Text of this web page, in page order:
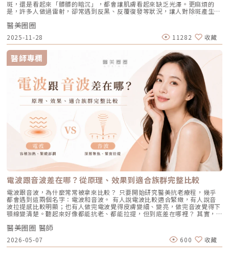
合方案，才能真正達到年輕又自然的理想狀態。選擇合法診所、專業醫師與
原廠產品，是安全變美的不二法門。★溫馨提醒★小編要提醒大家，醫療並
非單純的商業交易，所有的療程都伴隨著風險。因此，作為消費者應該謹慎
選擇合適的醫療方案，以確保安全與健康。
皮、眼睛乾澀等。此外，孕婦絕對禁用（具致畸胎性），療程期間需配合醫
師定期抽血監測肝功能與血脂，且通常需持續服用數個月至一年以上以達到
「雷射波長」與「對油脂的吸收破壞力」。簡單來說，藍雷射主打「控油加
殺菌」的雙效機制，適合用來對付輕中度的痘痘與毛孔粗大問題；而
1726nm 的戰痘雷射則是專為「阻斷皮脂腺」而生，能精準且深度地破壞
出油源頭，因此更適合用來拯救中重度發炎、滿臉油光，以及長年反覆發作
的頑固型痘痘肌。誰最適合打 AviClear 戰痘雷射？如果符合以下任一情
況，AviClear 將會是非常值得評估的投資： 口服藥物恐懼或不適應者：曾
經吃過口服 A 酸但無法忍受乾燥脫皮，或是抽血發現肝指數異常而被迫停藥
的人。 備孕中或哺乳中的女性：口服 A 酸有強烈的致畸胎性，停藥後仍需
避孕一段時間；而戰痘雷射純粹是物理性光電治療，對全身系統無影響（但
孕婦本身基於安全考量，雷射療程前仍須經醫師評估）。 滿臉油光、毛孔
粗大者：即使目前沒有嚴重的發炎痘痘，但深受「中東油田」困擾，希望從
根本減少出油量的人。 作息不正常、壓力型成人痘：針對因為熬夜、壓力
大導致賀爾蒙波動，進而反覆在下巴、兩頰爆發的成人痘，精準破壞皮脂腺
能有效阻斷復發。 深色肌膚患者：過去許多雷射（如脈衝光、某些淨膚雷
射）在深色肌膚上容易引發熱傷害或色素沉澱（反黑）。AviClear 的
1726nm 波長針對的是「油脂」而非「黑色素」，因此適用於 Fitzpatrick
膚色分類的 I 到 VI 型（包含極深色肌膚），安全性極高。AviClear 戰痘雷
射 常見 QA 總整理在決定進行療程前，大家心中難免還有一些疑問。我們
整理了討論度最高的幾個問題：Q1：打 AviClear 戰痘雷射會痛嗎？需要敷
麻藥嗎？A：疼痛度極低，多數患者甚至不需要敷麻藥！怕痛的人有福了！
AviClear 搭載了專利的「AviCool™ 藍寶石冷卻技術」，探頭在雷射擊發的
前、中、後都會持續為肌膚表面降溫。治療過程中，主要會感覺到探頭冰冰
涼涼的，伴隨輕微的溫熱感或是像被橡皮筋輕彈的感覺。相較於傳統雷射或
手工清粉刺的痛楚，整體舒適度大幅提升，輕鬆就能完成療程。Q2：我現
在正在吃口服 A 酸，可以打 AviClear 嗎？A：建議先與主治醫師討論。一
般來說，口服 A 酸會讓皮膚變得比較薄且脆弱。多數醫師會建議在停用口服
A 酸至少 1 到 3 個月後，讓皮膚屏障稍微恢復，再來進行雷射治療會比較
安全。Q3：如果我只有局部（例如下巴）長痘痘，可以只打局部嗎？A：通
常建議「全臉治療」效果最佳。皮脂腺是分佈在全臉的，雖然目前只有下巴
在發炎，但其他區域的皮脂腺可能也處於過度活躍的狀態。全臉均勻施打可
以達到整體控油、預防其他部位未來爆發的效果。當然，醫師在施打時，會
針對正在發炎的嚴重區域特別加強能量。Q4：三次療程結束後，一輩子都
家保養，能幫助控制毛孔不再進一步擴張，並改善整體膚質的平滑度。1. 溫
和清潔，不過度刺激：選擇胺基酸系等溫和潔顏產品，一天清潔 1～2 次即
可。避免頻繁使用磨砂或強力去角質產品，以減少對皮膚屏障的刺激。2. 適
度使用酸類，幫助代謝角質：對於油脂分泌較旺或粉刺型毛孔，可在醫師或
專業建議下使用酸類保養品： 水楊酸（BHA）：脂溶性，能深入毛孔幫助
油脂代謝，常用於黑頭與粉刺調理。 果酸（AHA，如甘醇酸、乳酸）：主要
作用於表層角質更新，改善肌膚粗糙。 杏仁酸：屬於果酸的一種但兼具親
脂特性，屬較溫和的酸類選擇。3. 抗老成分 A醇（Retinol）：A醇是目前研
究較完整的抗老成分之一，可促進表皮更新，並間接支持膠原蛋白生成，對
於老化型毛孔與膚質粗糙有一定幫助。但 A醇具有刺激性，建議採取低濃
度、循序漸進方式建立耐受。4. 防曬是關鍵保護：紫外線是造成膠原蛋白流
失與肌膚老化的重要因素之一。長期日曬會加速毛孔鬆弛，因此無論晴雨都
應確實做好防曬（塗抹防曬乳或物理性遮蔽）。醫美療程如何精準對抗毛孔
粗大？如果你期待的是肉眼可見的改善幅度，相比起日常保養，專業的醫美
療程通常會是更直接且具效率的選擇之一。隨著醫美科技的不斷進步，針對
不同成因的毛孔問題都有相對應的解方！1. 溫和深層清潔：海菲秀
（HydraFacial）原理：屬於非侵入性的保養。利用專利的負壓水渦流技
術，溫和無痛地吸出毛孔深層的黑頭、白頭粉刺與多餘皮脂，同時導入高濃
度的保濕與抗氧化精華。適合誰：出油粉刺型毛孔、怕痛不敢打雷射、想作
為重要活動前的急救保養者。效果與特色：做完當下皮膚立刻感受到「會呼
吸」的潔淨感，毛孔因為髒污被清空並喝飽水，視覺上會立刻變得細緻，且
無恢復期。2. 光電雷射：皮秒雷射（搭配特殊透鏡）原理：皮秒雷射
（Pico Laser）是目前詢問度最高的縮毛孔療程。核心在於加上了「蜂巢透
鏡」或「聚焦透鏡」。這能在不破壞表皮的情況下，將雷射光束匯聚，在真
皮層產生「空泡效應（LIOB）」。這就像是在皮膚深層進行微小的破壞，
藉此喚醒肌膚的自癒機制，大量刺激膠原蛋白與彈力纖維新生，進而把毛孔
周圍的凹陷給「撐」起來。適合誰：輕中度的老化型毛孔、輕微淺層痘疤、
想同時改善膚色不均與暗沉的人。效果與特色：熱傷害小，術後通常只會紅
腫1~3天，幾乎不影響日常生活。是目前 CP 值極高的定期保養型雷射。3.
重度凹洞救星：UP雷射原理：如果是屬於嚴重的「疤痕/凹洞型毛孔」，皮
秒雷射可能不夠力，這時候就需要汽化型雷射上場。例如 UP雷射
（UltraPulse），它能將能量精準且極深地打入真皮層甚至皮下組織，切斷
硬化的纖維化疤痕組織，進行深層的肌膚重建。適合誰：嚴重的冰鑿型痘
疤、嚴重凹洞型毛孔粗大。效果與特色：效果非常強大且顯著，但相對的
「破壞力」也強。術後會有明顯的點狀結痂、流組織液，恢復期較長（約需
斑，還是看起來「髒髒的暗沉」，都會讓肌膚看起來缺乏光澤。更麻煩的
是，許多人做過雷射，卻常遇到反黑、反覆復發等狀況，讓人對除斑產生陰
影。 Reepot AI時光雷射（仿單名為「蕾璞釹雅各雷射系統」，衛部醫器輸
字第 037165 號）自 2025 年 7 月上市後便迅速受到關注，被視為色素治
療領域重要新進展。它重新定義了傳統除斑的思維，將以往以熱能為主的
「燒灼式破壞」，轉變為更精準、更可控的「震碎式處理」，再結合 AI 影
像分析與超冷卻保護，使治療不僅更安全、也更貼近現代人追求的舒適與高
效率。對於過去因反黑、修復期長或效果不均而猶豫的族群而言，Reepot
的出現為除斑帶來全新的可能。 這篇文章就帶你理解Reepot 到底怎麼運
作？和你聽過的皮秒、傳統雷射有什麼不同？誰適合做、誰不適合？效果、
術後照護、價格又是多少呢？希望能讓你在做選擇前，有完整且中立的參
考。為什麼斑點這麼難纏？了解色素成因，是選擇療程前最重要的一步許多
人以為斑點只是「曬太陽造成的色塊」，但實際上臉上的每一顆斑，都可能
有不同來源。色素形成的原因多元，深度位置也不相同，因此在治療上自然
不能以單一方式應對。常見的斑點來源包括：一、紫外線長期累積的影響日
曬會刺激黑色素細胞活躍，形成曬斑、雀斑或不均勻暗沉。二、基因與體質
因素有些人天生黑色素細胞較敏感，斑點更容易在年輕時就出現。三、荷爾
蒙波動包含懷孕、避孕藥、壓力、作息不穩等，都可能使色素活躍，例如熟
知的肝斑。四、發炎後色素沉澱（PIH）痘痘、皮膚受傷、過度刺激後，都
可能留下深淺不一的色沉。以上原因造成斑點呈現不同的「深度」「密度」
與「分布」，也使除斑變得不再只是把黑色素擊散這麼簡單。只要能量不
足，改善有限；能量過強，又可能刺激皮膚，造成修復期延長、色素反應，
甚至讓斑點反覆出現。也因為色素問題本身複雜，傳統除斑療程才會讓人覺
得「效果不一定穩定」。要真正提高治療的成功率，關鍵就在於是否能更精
準、穩定地處理不同深度的黑色素，同時降低熱傷害。什麼是 Reepot AI時
光雷射？從技術重新理解除斑Reepot AI時光雷射是一款以 532 nm 綠光為
基礎，並結合 AI 影像分析的智慧型色素雷射，已通過美國 FDA、韓國
KFDA 與台灣 TFDA 核可。它的設計目的，是讓除斑治療更精準、更安全，
也更符合亞洲膚質對低熱傷害的需求。透過AI智慧影像掃描技術，系統能先
辨識斑點的深度與分布，使能量設定更具科學依據。在治療作用上，
Reepot 搭載超低溫冷卻機制，能在能量擊發的同時以低溫保護皮膚，降低
紅腫與熱刺激。其能量原理以機械式震動分散黑色素為主，而非單純依賴高
熱破壞，因此對周邊組織更溫和。簡單來說，它讓除斑從過去較不穩定的模
式，提升為更可控、恢復期更短的療程設計。Reepot 三大核心技術：讓除
斑更精準、安全、穩定在眾多除斑雷射中，Reepot 之所以被視為新一代的
醫美圈圈
2025-11-28 11282 收藏
醫師專欄
電波跟音波差在哪？從原理、效果到適合族群完整比較
電波跟音波，為什麼常常被拿來比較？ 只要開始研究醫美抗老療程，幾乎
都會遇到這兩個名字：電波和音波。 有人說電波比較適合緊緻，有人說音
波拉提感比較明顯；也有人做完電波覺得皮膚變細、變亮，做完音波覺得下
顎線變清楚。聽起來好像都能抗老、都能拉提，但到底差在哪裡？ 其實，
電波和音波最大的差別，不是「哪一個比較厲害」，而是它們使用的能量不
同、作用的層次不同，適合處理的老化問題也不同。 簡單來說： 電波偏向
改善皮膚的鬆、細紋、膚質與緊緻度。 音波偏向改善輪廓的垂、嘴邊肉、
下顎線與深層支撐。 例如：如果把臉比喻成一棟房子，電波比較像是在整
理牆面，讓表面變得更平整、更緊；音波則比較像是在加強地基與支撐結
醫美圈圈 醫師
2026-05-07 600 收藏